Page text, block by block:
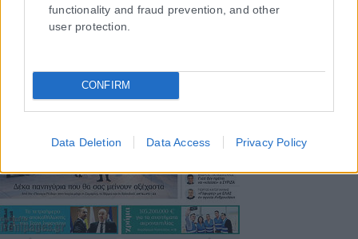
functionality and fraud prevention, and other
user protection.
CONFIRM
Data Deletion Data Access Privacy Policy